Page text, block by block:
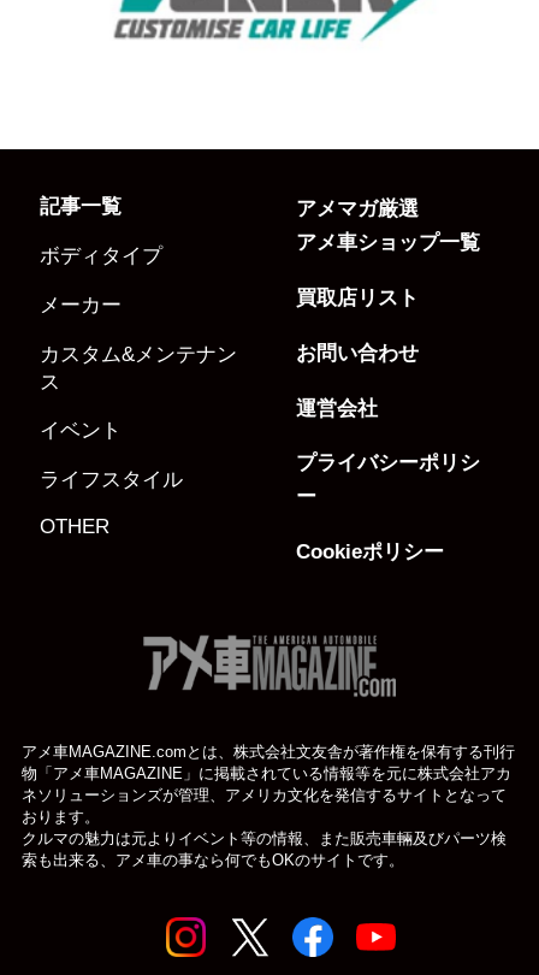
記事一覧
ボディタイプ
メーカー
カスタム&メンテナン
ス
イベント
ライフスタイル
OTHER
アメマガ厳選
アメ車ショップ一覧
買取店リスト
お問い合わせ
運営会社
プライバシーポリシ
ー
Cookieポリシー
アメ車MAGAZINE.comとは、株式会社文友舎が著作権を保有する刊行
物「アメ車MAGAZINE」に掲載されている情報等を元に株式会社アカ
ネソリューションズが管理、アメリカ文化を発信するサイトとなって
おります。
クルマの魅力は元よりイベント等の情報、また販売車輛及びパーツ検
索も出来る、アメ車の事なら何でもOKのサイトです。